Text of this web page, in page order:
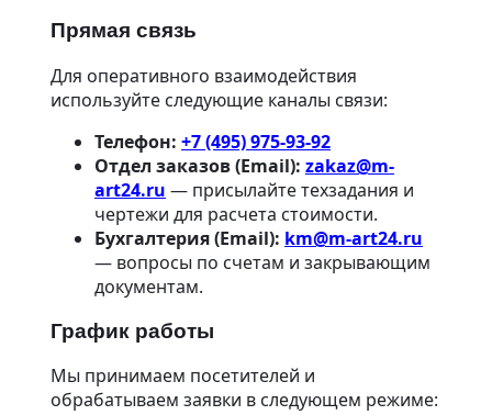
Зубчатые рейки
Зубчатые колеса
Зубчатая муфта
Шестерня по образцу
Колесные пары для вагонов
Барабаны
Шкивы
Ступицы
Детали редуктора
Детали на ЧПУ
О компании
Контакты
Сотрудники производства
Для юридических лиц и ИП
Парк оборудования токарного цеха
Доставка и оплата
Прямая связь
Для оперативного взаимодействия
используйте следующие каналы связи:
Телефон: +7 (495) 975-93-92
Отдел заказов (Email): zakaz@m-
art24.ru — присылайте техзадания и
чертежи для расчета стоимости.
Бухгалтерия (Email): km@m-art24.ru
— вопросы по счетам и закрывающим
документам.
График работы
Мы принимаем посетителей и
обрабатываем заявки в следующем режиме: